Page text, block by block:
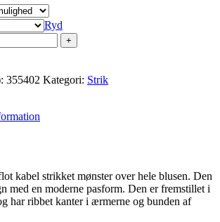
Ryd
355402 Kategori: Strik
kabel strikket mønster over hele blusen. Den
med en moderne pasform. Den er fremstillet i
har ribbet kanter i ærmerne og bunden af